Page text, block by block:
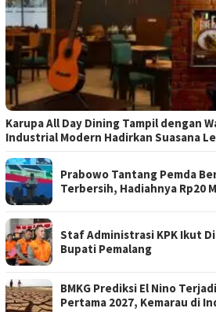
Karupa All Day Dining Tampil dengan
Industrial Modern Hadirkan Suasana
Prabowo Tantang Pemda
Terbersih, Hadiahnya Rp20
Staf Administrasi KPK Ikut
Bupati Pemalang
BMKG Prediksi El Nino
Pertama 2027, Kemarau di